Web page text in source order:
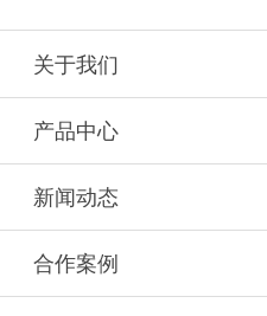
关于我们
产品中心
新闻动态
合作案例